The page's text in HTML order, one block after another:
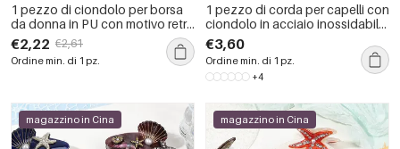
1 pezzo di ciondolo per borsa
da donna in PU con motivo retrò
a forma di pesce, serie semplice
€2,22 €2,61
Ordine min. di 1 pz.
1 pezzo di corda per capelli con
ciondolo in acciaio inossidabile
fai da te
€3,60
Ordine min. di 1 pz.
+4
magazzino in Cina magazzino in Cina